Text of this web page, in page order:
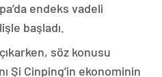
endeks vadeli
başladı.
söz konusu
Şi Cinping’in ekonominin